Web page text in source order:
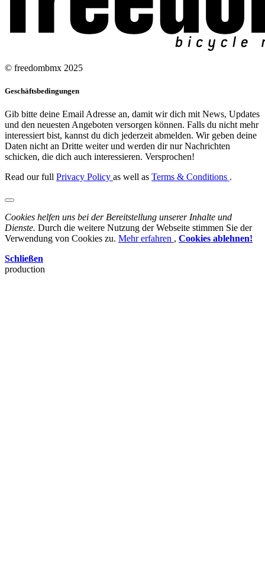
© freedombmx 2025
Geschäftsbedingungen
Gib bitte deine Email Adresse an, damit wir dich mit News, Updates
und den neuesten Angeboten versorgen können. Falls du nicht mehr
interessiert bist, kannst du dich jederzeit abmelden. Wir geben deine
Daten nicht an Dritte weiter und werden dir nur Nachrichten
schicken, die dich auch interessieren. Versprochen!
Read our full Privacy Policy as well as Terms & Conditions .
Cookies helfen uns bei der Bereitstellung unserer Inhalte und
Dienste. Durch die weitere Nutzung der Webseite stimmen Sie der
Verwendung von Cookies zu. Mehr erfahren , Cookies ablehnen!
Schließen
production